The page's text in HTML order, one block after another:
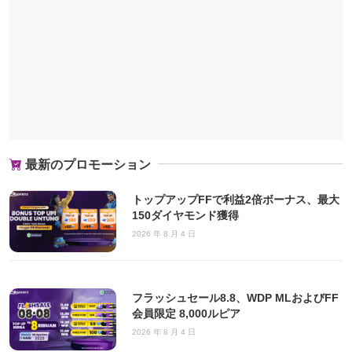
最新のプロモーション
トップアップFFで利益2倍ボーナス、最大
150ダイヤモンド獲得
2026 年 8 月 4 日
フラッシュセール8.8、WDP MLおよびFF
会員限定 8,000ルピア
2026 年 8 月 4 日